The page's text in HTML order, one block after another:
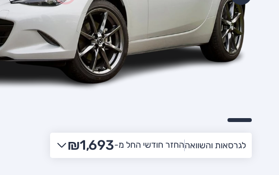
לגרסאות והשוואההחזר חודשי החל מ-₪1,693